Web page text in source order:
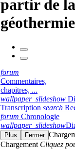
partir de la
géothermie
forum
Commentaires,
chapitres, ...
wallpaper_slideshow
Transcription search
forum Chronologie
wallpaper_slideshow
Plus Fermer
Chargement Cliquez